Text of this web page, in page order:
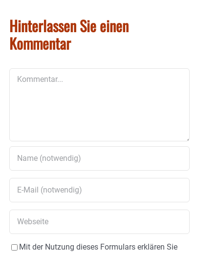
Hinterlassen Sie einen
Kommentar
Mit der Nutzung dieses Formulars erklären Sie